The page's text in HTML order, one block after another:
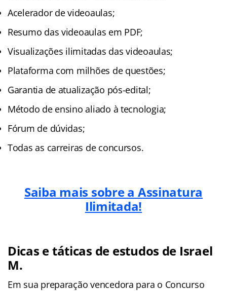
Acelerador de videoaulas;
Resumo das videoaulas em PDF;
Visualizações ilimitadas das videoaulas;
Plataforma com milhões de questões;
Garantia de atualização pós-edital;
Método de ensino aliado à tecnologia;
Fórum de dúvidas;
Todas as carreiras de concursos.
Saiba mais sobre a Assinatura
Ilimitada!
Dicas e táticas de estudos de Israel
M.
Em sua preparação vencedora para o Concurso